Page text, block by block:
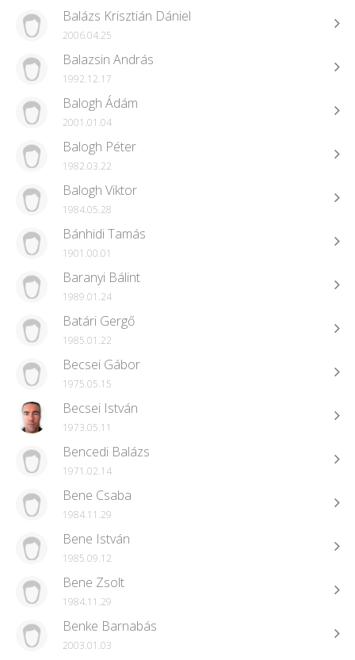
Balázs Krisztián Dániel
2006.04.25
Balazsin András
1992.12.17
Balogh Ádám
2001.01.04
Balogh Péter
1982.03.22
Balogh Viktor
1984.05.28
Bánhidi Tamás
1901.00.01
Baranyi Bálint
1989.01.24
Batári Gergő
1985.01.22
Becsei Gábor
1975.05.15
Becsei István
1973.05.11
Bencedi Balázs
1971.02.14
Bene Csaba
1984.11.29
Bene István
1985.09.12
Bene Zsolt
1984.11.29
Benke Barnabás
2003.01.03